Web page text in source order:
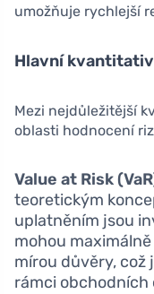
umožňuje rychlejší
Hlavní
Mezi nejdůležitější
oblasti hodnocení
Value at Risk
teoretickým
uplatněním jsou
mohou
mírou důvěry, což
rámci obchodních